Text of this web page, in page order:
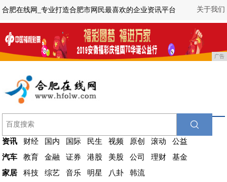
关于我们
合肥在线网_专业打造合肥市网民最喜欢的企业资讯平台
广告
资讯 财经 国内 国际 民生 视频 原创 滚动
公益
汽车
教育 金融 证券 港股 美股 公司 理财
基金
家居
科技 综艺 音乐 明星 八卦
韩流